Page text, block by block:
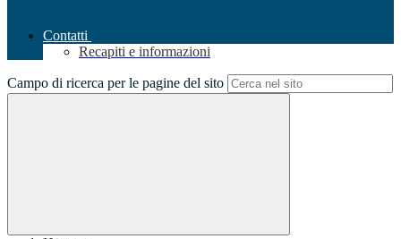
Contatti
Recapiti e informazioni
Campo di ricerca per le pagine del sito